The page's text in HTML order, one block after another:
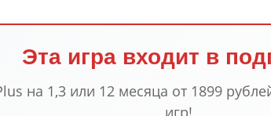
Эта игра входит в
на 1,3 или 12 месяца от 1899
игр!